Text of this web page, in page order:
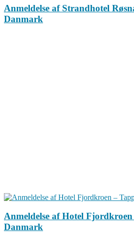
Anmeldelse af Strandhotel
Danmark
Anmeldelse af Hotel
Danmark